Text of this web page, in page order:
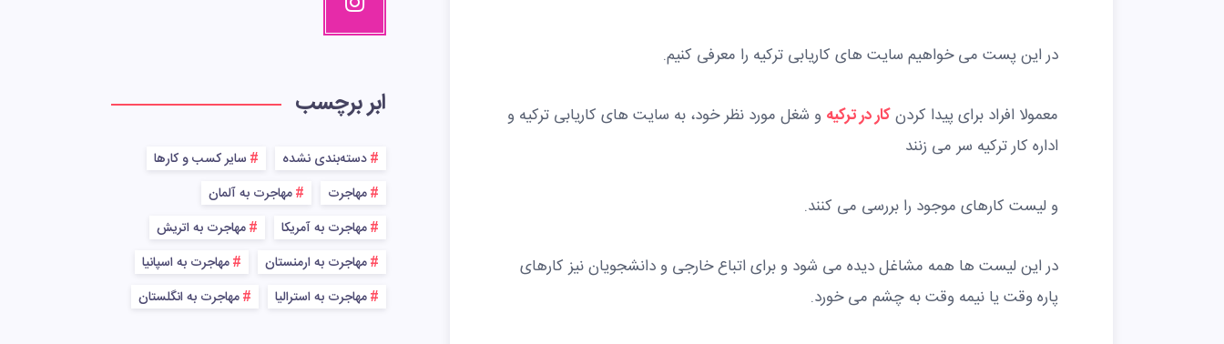
در این پست می خواهیم سایت های کاریابی ترکیه را معرفی کنیم.
معمولا افراد برای پیدا کردنکار در ترکیه و شغل مورد نظر خود، به سایت های کاریابی ترکیه و
اداره کار ترکیه سر می زنند
و لیست کارهای موجود را بررسی می کنند.
در این لیست ها همه مشاغل دیده می شود و برای اتباع خارجی و دانشجویان نیز کارهای
پاره وقت یا نیمه وقت به چشم می خورد.
ابر برچسب
دسته‌بندی نشده
سایر کسب و کارها
مهاجرت
مهاجرت به آلمان
مهاجرت به آمریکا
مهاجرت به اتریش
مهاجرت به ارمنستان
مهاجرت به اسپانیا
مهاجرت به استرالیا
مهاجرت به انگلستان